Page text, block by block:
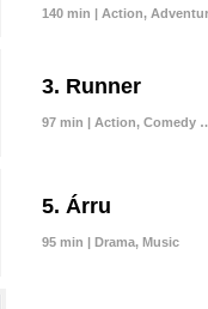
140 min | Action,
3. Runner
97 min | Action, Comedy
5. Árru
95 min | Drama, Music